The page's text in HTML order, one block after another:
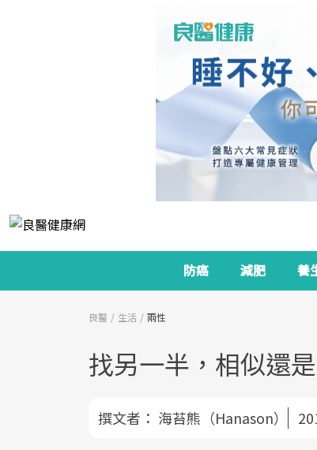
防癌 減肥 養
良醫 生活 兩性
找另一半，相似還
撰文者： 海苔熊（Hanason）